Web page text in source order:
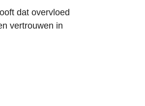
dat overvloed
vertrouwen in